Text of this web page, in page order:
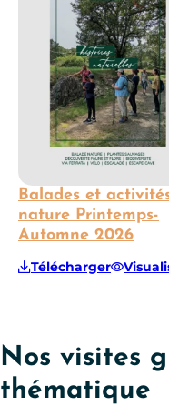
Balades et
nature Printemps-
Automne 2026
Télécharger
Nos visites
thématique